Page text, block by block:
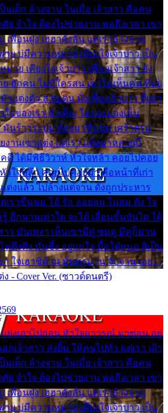
นเด็ก ล้างจาน ในเมื่อ เจ้าสาว คือคน
ย จำใจ ต้องไปช่วยงาน พอถึงเวลา เขา
พื่อนฝูง เฮฮาดังลั่น แต่เราล้างจาน
าย บ่มีความหมาย เคียงใจเจ้าบ่าว เป็น
าย เคียงใจเจ้าบ่าว เพื่อนเจ้าสาว ยัง
ฮักคน ไม่มีใครสน เขาไม่เห็นคน ที่อยู่
วแต่งตัว สวยเด่น นั่งเคียงเจ้าบ่าว ที่เขา
ใจของเรา ลำเค็ญ ใครจะมองเห็น
มันร้าวระบม ต้องมาขื่นขม เศร้าตรม
านเขาแต่ง แต่เรา แล้งมาหลายปี
ดี ได้มีพิธีวิวาห์ หัวใจหล้า คอยไปคอย
วใจหล้า คอยไปคอยมา คือหน้าที่เก่า
ต่งแล้ว ไปล้างแต่จาน ดั่งถูกประหาร
เราขื่นขม โอ้ รัก ลอยลม ไม่สม ดัง ใจ
อีกนานเท่าใด จะได้ เลื่อนขั้นบันได ได้
าว มันเหงา เห็นเขามีคู่ ซมดู มีคู่ก็ม่วน
ห่ตึงตึง มันซึ้ง อยู่แก่ใจ มื้อใด๋หนอ สิเป็น
า ใจเฮาซิด้าน มันทรมาน จับจาน เอย…
- Cover Ver. (ซาวด์ดนตรี)
แย่งเอาไปก่อน หัวใจอาวรณ์ มาซ่อน อยู่
กเจ้าสาว ส่งยิ้ม ให้คนไปทั่ว แต่เรา เฝ้า
นเด็ก ล้างจาน ในเมื่อ เจ้าสาว คือคน
ย จำใจ ต้องไปช่วยงาน พอถึงเวลา เขา
พื่อนฝูง เฮฮาดังลั่น แต่เราล้างจาน
าย บ่มีความหมาย เคียงใจเจ้าบ่าว เป็น